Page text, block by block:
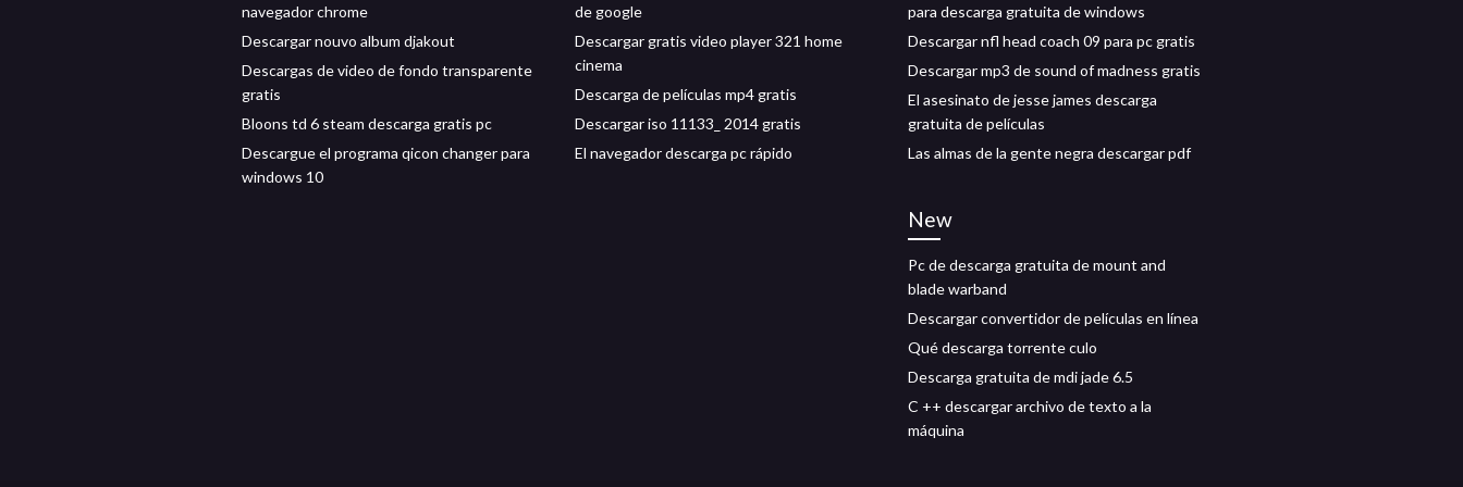
navegador chrome
Descargar nouvo album djakout
Descargas de video de fondo transparente
gratis
Bloons td 6 steam descarga gratis pc
Descargue el programa qicon changer para
windows 10
de google
Descargar gratis video player 321 home
cinema
Descarga de películas mp4 gratis
Descargar iso 11133_ 2014 gratis
El navegador descarga pc rápido
para descarga gratuita de windows
Descargar nfl head coach 09 para pc gratis
Descargar mp3 de sound of madness gratis
El asesinato de jesse james descarga
gratuita de películas
Las almas de la gente negra descargar pdf
New
Pc de descarga gratuita de mount and
blade warband
Descargar convertidor de películas en línea
Qué descarga torrente culo
Descarga gratuita de mdi jade 6.5
C ++ descargar archivo de texto a la
máquina